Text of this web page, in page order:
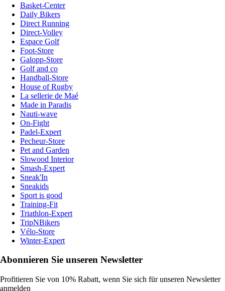
Basket-Center
Daily Bikers
Direct Running
Direct-Volley
Espace Golf
Foot-Store
Galopp-Store
Golf and co
Handball-Store
House of Rugby
La sellerie de Maé
Made in Paradis
Nauti-wave
On-Fight
Padel-Expert
Pecheur-Store
Pet and Garden
Slowood Interior
Smash-Expert
Sneak'In
Sneakids
Sport is good
Training-Fit
Triathlon-Expert
TripNBikers
Vélo-Store
Winter-Expert
Abonnieren Sie unseren Newsletter
Profitieren Sie von 10% Rabatt, wenn Sie sich für unseren Newsletter
anmelden